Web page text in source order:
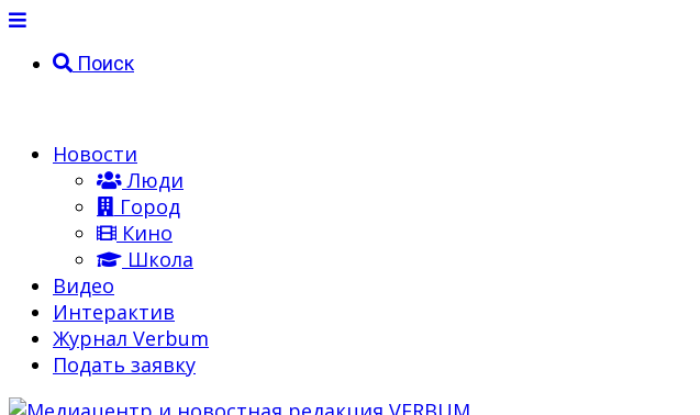
Поиск
Новости
Люди
Город
Кино
Школа
Видео
Интерактив
Журнал Verbum
Подать заявку